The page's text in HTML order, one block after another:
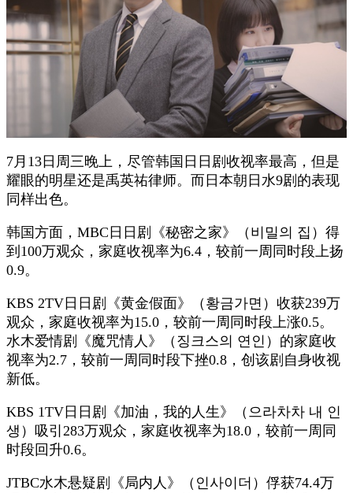
7月13日周三晚上，尽管韩国日日剧收视率最高，但是
耀眼的明星还是禹英祐律师。而日本朝日水9剧的表现
同样出色。
韩国方面，MBC日日剧《秘密之家》（비밀의 집）得
到100万观众，家庭收视率为6.4，较前一周同时段上扬
0.9。
KBS 2TV日日剧《黄金假面》（황금가면）收获239万
观众，家庭收视率为15.0，较前一周同时段上涨0.5。
水木爱情剧《魔咒情人》（징크스의 연인）的家庭收
视率为2.7，较前一周同时段下挫0.8，创该剧自身收视
新低。
KBS 1TV日日剧《加油，我的人生》（으라차차 내 인
생）吸引283万观众，家庭收视率为18.0，较前一周同
时段回升0.6。
JTBC水木悬疑剧《局内人》（인사이더）俘获74.4万